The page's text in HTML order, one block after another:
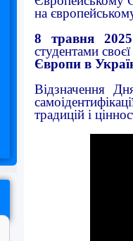
на
8 травня
студентами
Європи в
Відзначення
традицій і